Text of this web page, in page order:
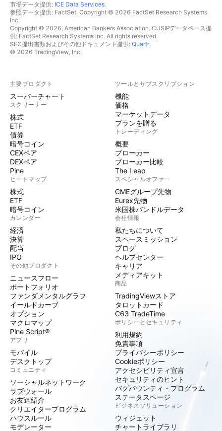
市場データ提供: ICE Data Services.
参照データ提供: FactSet. Copyright © 2026 FactSet Research Systems
Inc.
Copyright © 2026, American Bankers Association. CUSIPデータベース提
供: FactSet Research Systems Inc. All rights reserved.
SEC提出書類およびその他ドキュメント提供: Quartr.
© 2026 TradingView, Inc.
主要プロダクト
スーパーチャート
スクリーナー
株式
ETF
債券
暗号コイン
CEXペア
DEXペア
Pine
ヒートマップ
株式
ETF
暗号コイン
カレンダー
経済
決算
配当
IPO
その他プロダクト
ニュースフロー
ポートフォリオ
ファンダメンタルグラフ
イールドカーブ
オプション
マクロマップ
Pine Script®
アプリ
モバイル
デスクトップ
コミュニティ
ソーシャルネットワーク
ラブウォール
お友達紹介
クリエイタープログラム
ハウスルール
モデレーター
ツールとサブスクリプション
機能
価格
マーケットデータ
プランを贈る
トレーディング
概要
ブローカー
ブローカー比較
The Leap
スペシャルオファー
CMEグループ先物
Eurex先物
米国株バンドルデータ
会社情報
私たちについて
スペースミッション
ブログ
ヘルプセンター
キャリア
メディアキット
商品
TradingViewストア
タロットカード
C63 TradeTime
ポリシーとセキュリティ
利用規約
免責事項
プライバシーポリシー
Cookieポリシー
アクセシビリティ宣言
セキュリティのヒント
バグバウンティ・プログラム
ステータスページ
ビジネスソリューション
ウィジェット
チャートライブラリ